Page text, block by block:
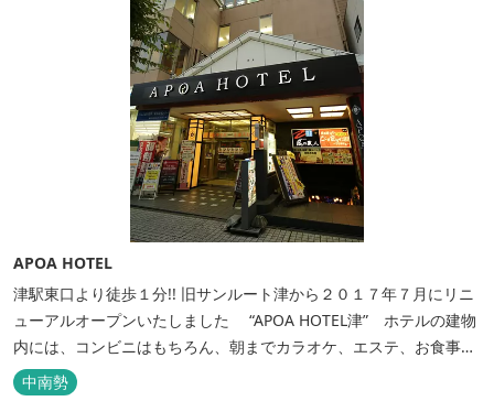
APOA HOTEL
津駅東口より徒歩１分!! 旧サンルート津から２０１７年７月にリニ
ューアルオープンいたしました “APOA HOTEL津” ホテルの建物
内には、コンビニはもちろん、朝までカラオケ、エステ、お食事も
いろいろなジャンルが楽しめます。 ホテル内施設 地下…創作料
理“舞の華” 居酒屋“風の蔵人” 居酒屋“居酒屋ならここが安いぜっ”
中南勢